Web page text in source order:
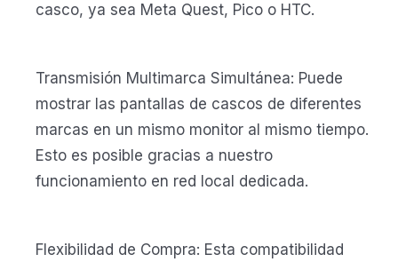
casco, ya sea Meta Quest, Pico o HTC.
Transmisión Multimarca Simultánea: Puede
mostrar las pantallas de cascos de diferentes
marcas en un mismo monitor al mismo tiempo.
Esto es posible gracias a nuestro
funcionamiento en red local dedicada.
Flexibilidad de Compra: Esta compatibilidad